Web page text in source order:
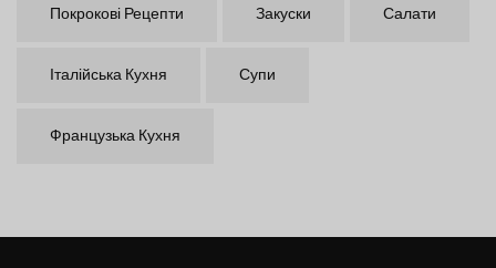
Покрокові Рецепти Закуски Салати
Італійська Кухня Супи
Французька Кухня